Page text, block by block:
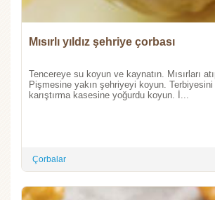
Mısırlı yıldız şehriye çorbası
Tencereye su koyun ve kaynatın. Mısırları
Pişmesine yakın şehriyeyi koyun. Terbiyesini
karıştırma kasesine yoğurdu koyun. İ...
Çorbalar